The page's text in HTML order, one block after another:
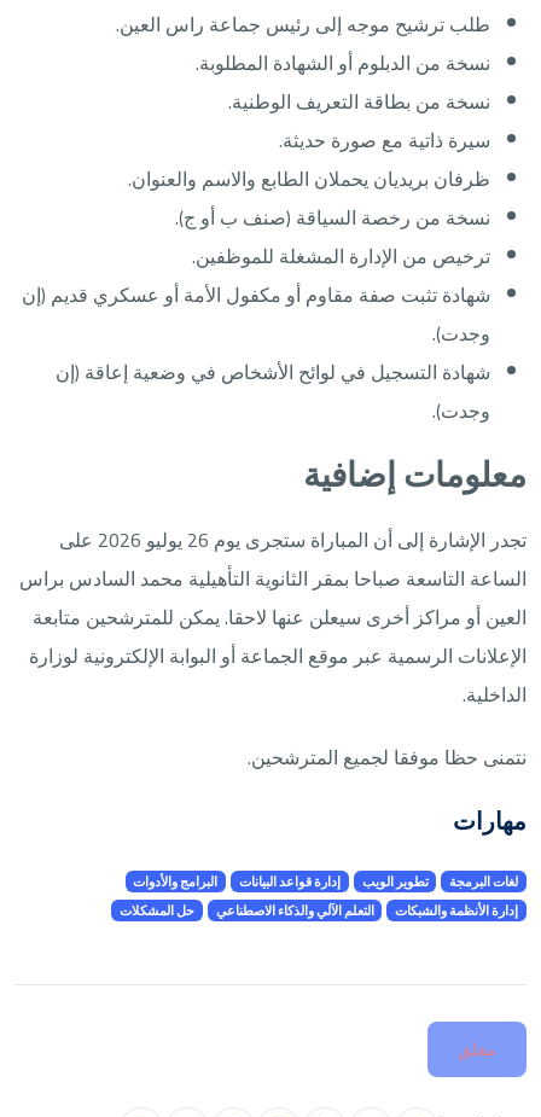
طلب ترشيح موجه إلى رئيس جماعة راس العين.
نسخة من الدبلوم أو الشهادة المطلوبة.
نسخة من بطاقة التعريف الوطنية.
سيرة ذاتية مع صورة حديثة.
ظرفان بريديان يحملان الطابع والاسم والعنوان.
نسخة من رخصة السياقة (صنف ب أو ج).
ترخيص من الإدارة المشغلة للموظفين.
شهادة تثبت صفة مقاوم أو مكفول الأمة أو عسكري قديم (إن
وجدت).
شهادة التسجيل في لوائح الأشخاص في وضعية إعاقة (إن
وجدت).
معلومات إضافية
تجدر الإشارة إلى أن المباراة ستجرى يوم 26 يوليو 2026 على
الساعة التاسعة صباحا بمقر الثانوية التأهيلية محمد السادس براس
العين أو مراكز أخرى سيعلن عنها لاحقا. يمكن للمترشحين متابعة
الإعلانات الرسمية عبر موقع الجماعة أو البوابة الإلكترونية لوزارة
الداخلية.
نتمنى حظا موفقا لجميع المترشحين.
مهارات
لغات البرمجة تطوير الويب إدارة قواعد البيانات
البرامج والأدوات
إدارة الأنظمة والشبكات
التعلم الآلي والذكاء الاصطناعي حل المشكلات
مغلق